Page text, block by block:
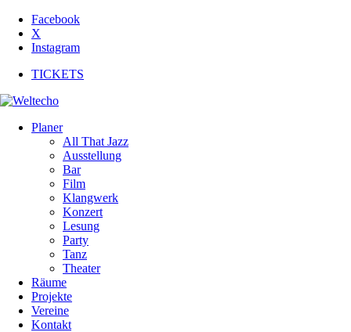
Facebook
X
Instagram
TICKETS
Planer
All That Jazz
Ausstellung
Bar
Film
Klangwerk
Konzert
Lesung
Party
Tanz
Theater
Räume
Projekte
Vereine
Kontakt